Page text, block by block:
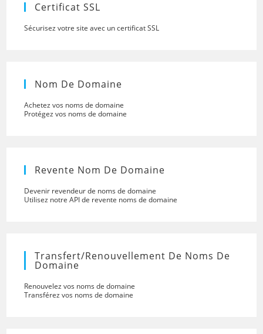
Certificat SSL
Sécurisez votre site avec un certificat SSL
Nom De Domaine
Achetez vos noms de domaine
Protégez vos noms de domaine
Revente Nom De Domaine
Devenir revendeur de noms de domaine
Utilisez notre API de revente noms de domaine
Transfert/renouvellement De Noms De
Domaine
Renouvelez vos noms de domaine
Transférez vos noms de domaine